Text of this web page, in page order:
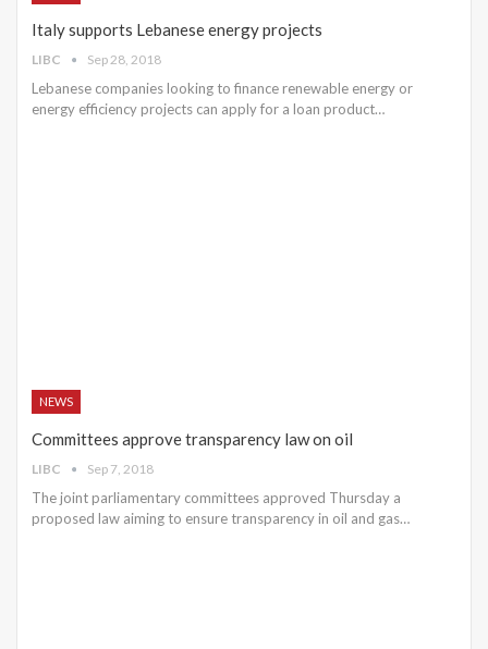
Italy supports Lebanese energy projects
LIBC Sep 28, 2018
Lebanese companies looking to finance renewable energy or
energy efficiency projects can apply for a loan product…
NEWS
Committees approve transparency law on oil
LIBC Sep 7, 2018
The joint parliamentary committees approved Thursday a
proposed law aiming to ensure transparency in oil and gas…